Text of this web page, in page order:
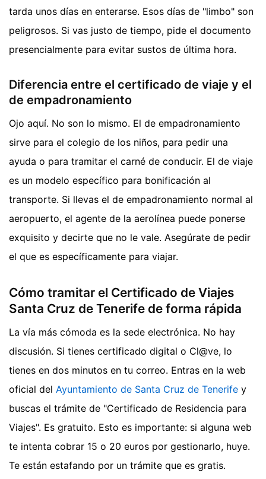
tarda unos días en enterarse. Esos días de "limbo" son
peligrosos. Si vas justo de tiempo, pide el documento
presencialmente para evitar sustos de última hora.
Diferencia entre el certificado de viaje y el
de empadronamiento
Ojo aquí. No son lo mismo. El de empadronamiento
sirve para el colegio de los niños, para pedir una
ayuda o para tramitar el carné de conducir. El de viaje
es un modelo específico para bonificación al
transporte. Si llevas el de empadronamiento normal al
aeropuerto, el agente de la aerolínea puede ponerse
exquisito y decirte que no le vale. Asegúrate de pedir
el que es específicamente para viajar.
Cómo tramitar el Certificado de Viajes
Santa Cruz de Tenerife de forma rápida
La vía más cómoda es la sede electrónica. No hay
discusión. Si tienes certificado digital o Cl@ve, lo
tienes en dos minutos en tu correo. Entras en la web
oficial del Ayuntamiento de Santa Cruz de Tenerife y
buscas el trámite de "Certificado de Residencia para
Viajes". Es gratuito. Esto es importante: si alguna web
te intenta cobrar 15 o 20 euros por gestionarlo, huye.
Te están estafando por un trámite que es gratis.